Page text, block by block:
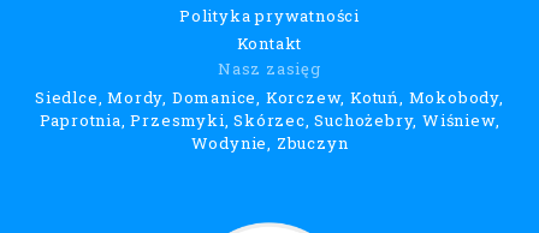
Polityka prywatności
Kontakt
Nasz zasięg
Siedlce, Mordy, Domanice, Korczew, Kotuń, Mokobody,
Paprotnia, Przesmyki, Skórzec, Suchożebry, Wiśniew,
Wodynie, Zbuczyn